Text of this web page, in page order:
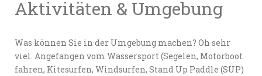
Aktivitäten & Umgebung
Was können Sie in der Umgebung machen? Oh sehr
viel. Angefangen vom Wassersport (Segelen, Motorboot
fahren, Kitesurfen, Windsurfen, Stand Up Paddle (SUP)